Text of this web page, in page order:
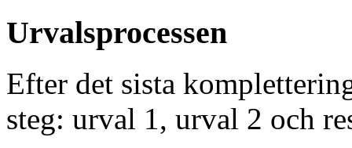
Urvalsprocessen
Efter det sista
steg: urval 1, urval 2 och